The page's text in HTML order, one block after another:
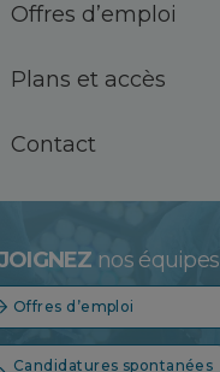
Offres d’emploi
Plans et accès
Contact
nos équipes
Offres d’emploi
Candidatures spontanées